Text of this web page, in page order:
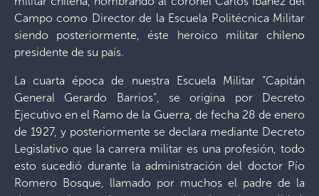
Campo como Director de la Escuela Politécnica Militar
siendo posteriormente, éste heroico militar chileno
presidente de su país.
La cuarta época de nuestra Escuela Militar “Capitán
General Gerardo Barrios”, se origina por Decreto
Ejecutivo en el Ramo de la Guerra, de fecha 28 de enero
de 1927, y posteriormente se declara mediante Decreto
Legislativo que la carrera militar es una profesión, todo
esto sucedió durante la administración del doctor Pío
Romero Bosque, llamado por muchos el padre de la